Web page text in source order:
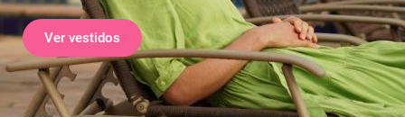
Ver vestidos